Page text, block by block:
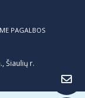
PAGALBOS
Šiaulių r.